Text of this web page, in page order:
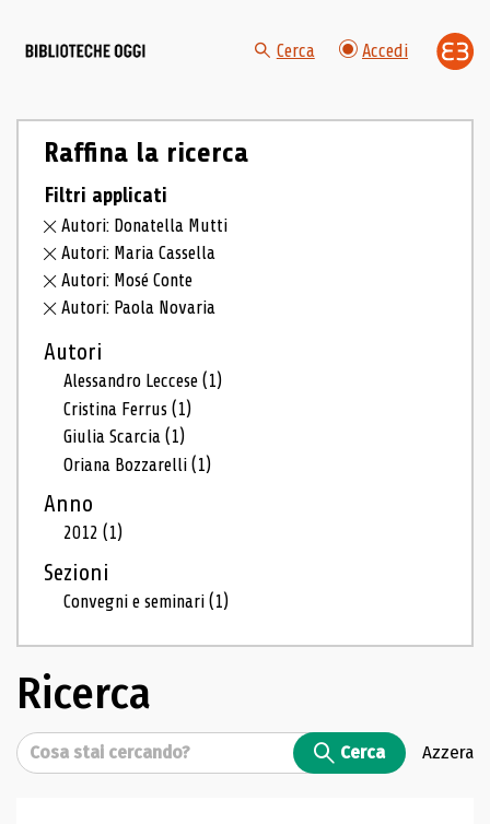
Cerca Accedi
Raffina la ricerca
Filtri applicati
Autori: Donatella Mutti
Autori: Maria Cassella
Autori: Mosé Conte
Autori: Paola Novaria
Autori
Alessandro Leccese(1)
Cristina Ferrus(1)
Giulia Scarcia(1)
Oriana Bozzarelli(1)
Anno
2012(1)
Sezioni
Convegni e seminari(1)
Ricerca
Cerca Cerca Azzera